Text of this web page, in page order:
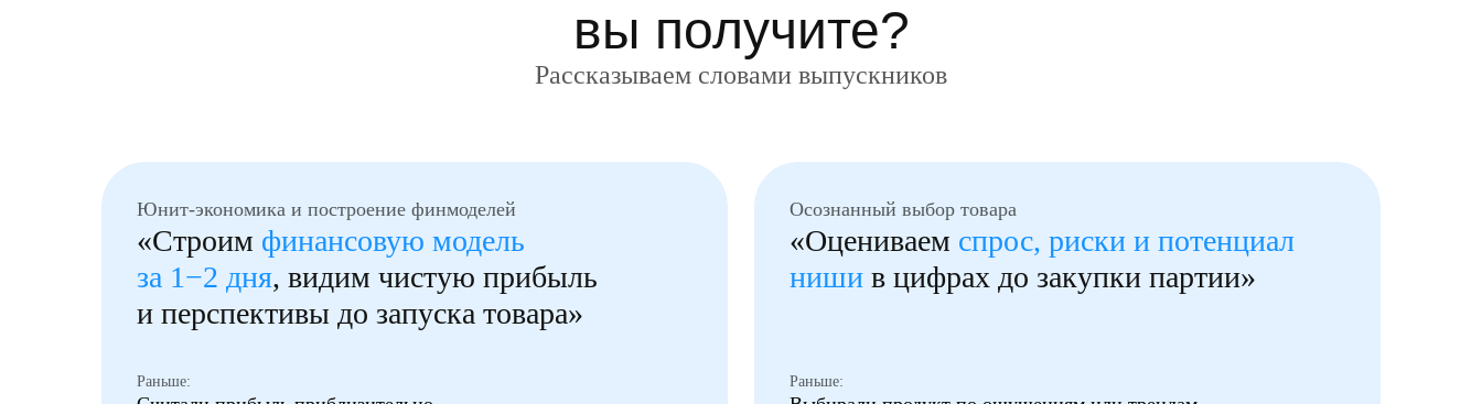
Юнит-экономика и построение финмоделей
«Строим финансовую модель
за 1−2 дня, видим чистую прибыль
и перспективы до запуска товара»
Раньше:
Осознанный выбор товара
«Оцениваем спрос, риски и потенциал
ниши в цифрах до закупки партии»
Раньше:
вы получите?
Рассказываем словами выпускников